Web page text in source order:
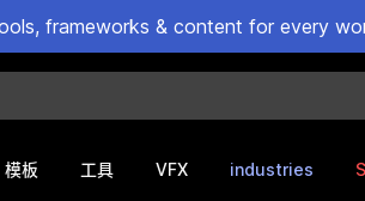
frameworks & content for every
模板 工具 VFX industries